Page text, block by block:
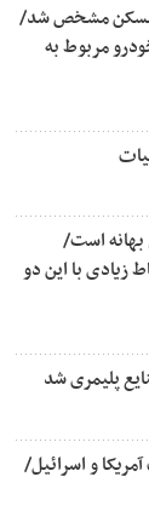
مسکن مشخص شد/
مربوط به
است/
زیادی با این دو
پلیمری شد
و اسرائیل/